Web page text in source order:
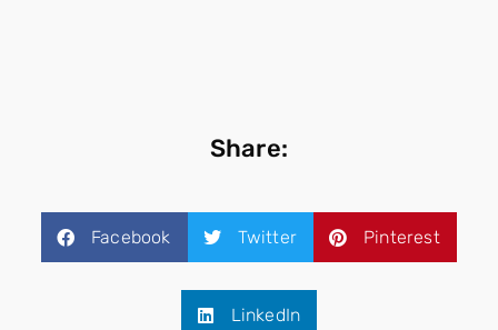
Share:
Facebook Twitter Pinterest
LinkedIn